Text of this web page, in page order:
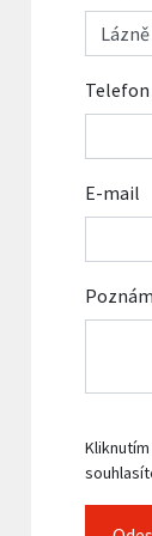
Telefon
E-mail